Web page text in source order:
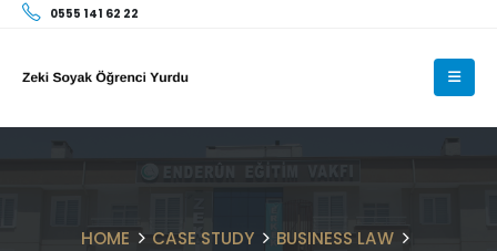
0555 141 62 22
HOME CASE STUDY
BUSINESS LAW